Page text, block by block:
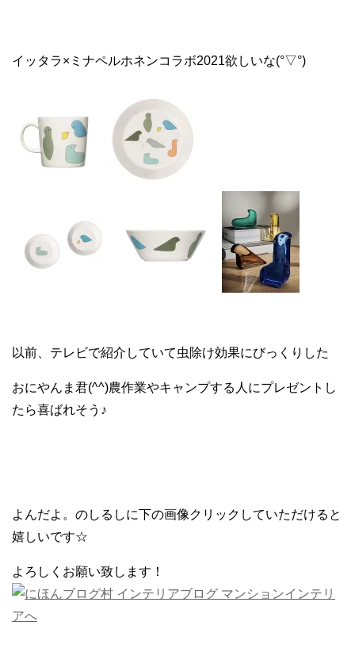
イッタラ×ミナペルホネンコラボ2021欲しいな(°▽°)
以前、テレビで紹介していて虫除け効果にびっくりした
おにやんま君(^^)農作業やキャンプする人にプレゼントし
たら喜ばれそう♪
よんだよ。のしるしに下の画像クリックしていただけると
嬉しいです☆
よろしくお願い致します！